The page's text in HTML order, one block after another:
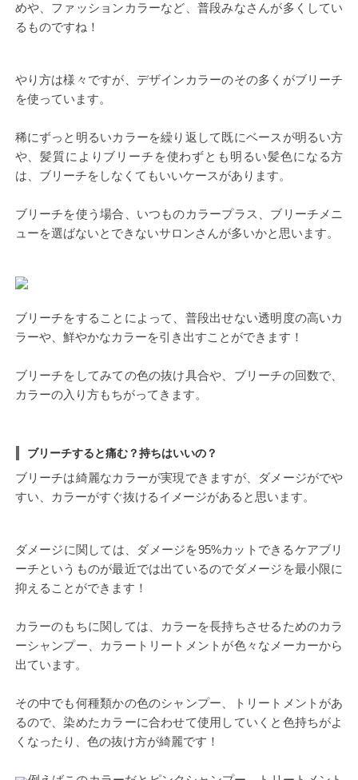
めや、ファッションカラーなど、普段みなさんが多くしてい
るものですね！
やり方は様々ですが、デザインカラーのその多くがブリーチ
を使っています。
稀にずっと明るいカラーを繰り返して既にベースが明るい方
や、髪質によりブリーチを使わずとも明るい髪色になる方
は、ブリーチをしなくてもいいケースがあります。
ブリーチを使う場合、いつものカラープラス、ブリーチメニ
ューを選ばないとできないサロンさんが多いかと思います。
ブリーチをすることによって、普段出せない透明度の高いカ
ラーや、鮮やかなカラーを引き出すことができます！
ブリーチをしてみての色の抜け具合や、ブリーチの回数で、
カラーの入り方もちがってきます。
ブリーチすると痛む？持ちはいいの？
ブリーチは綺麗なカラーが実現できますが、ダメージがでや
すい、カラーがすぐ抜けるイメージがあると思います。
ダメージに関しては、ダメージを95%カットできるケアブリ
ーチというものが最近では出ているのでダメージを最小限に
抑えることができます！
カラーのもちに関しては、カラーを長持ちさせるためのカラ
ーシャンプー、カラートリートメントが色々なメーカーから
出ています。
その中でも何種類かの色のシャンプー、トリートメントがあ
るので、染めたカラーに合わせて使用していくと色持ちがよ
くなったり、色の抜け方が綺麗です！